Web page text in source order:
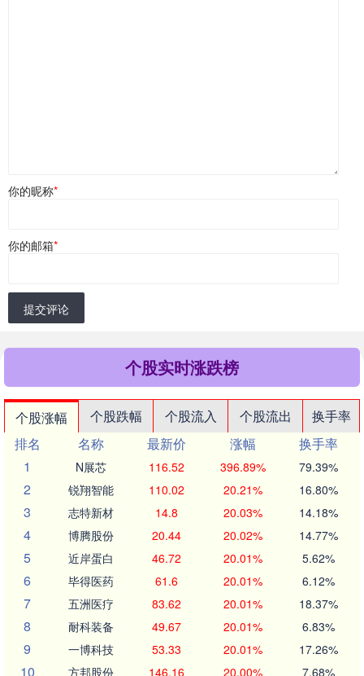
你的昵称*
你的邮箱*
提交评论
个股实时涨跌榜
个股涨幅 个股跌幅 个股流入 个股流出
换手率
排名
名称 最新价 涨幅
换手率
1
N展芯 116.52 396.89% 79.39%
2 锐翔智能 110.02 20.21% 16.80%
3 志特新材 14.8 20.03% 14.18%
4 博腾股份 20.44 20.02% 14.77%
5 近岸蛋白 46.72 20.01% 5.62%
6 毕得医药 61.6 20.01% 6.12%
7 五洲医疗 83.62 20.01% 18.37%
8 耐科装备 49.67 20.01% 6.83%
9 一博科技 53.33 20.01% 17.26%
10 方邦股份 146.16 20.00% 7.68%